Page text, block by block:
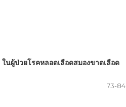
นผู้ป่วยโรคหลอดเลือดสมองขาดเลือด
73-84